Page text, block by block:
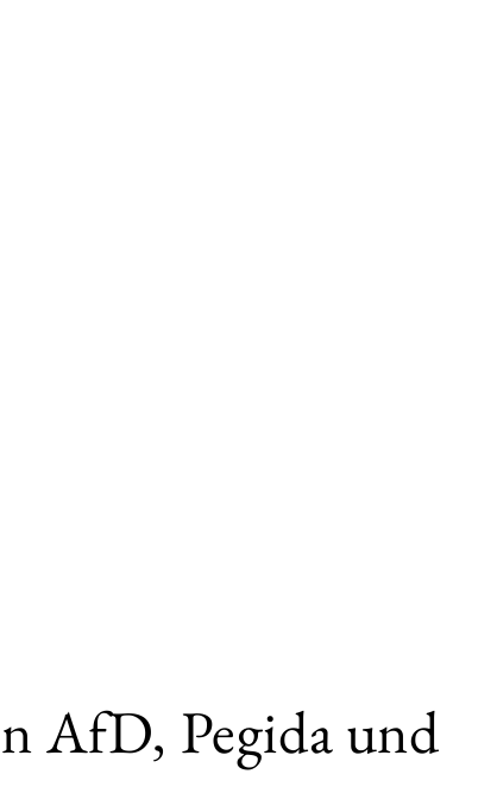
AfD, Pegida und